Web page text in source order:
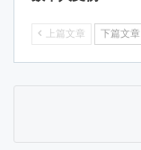
上篇文章 下篇文章